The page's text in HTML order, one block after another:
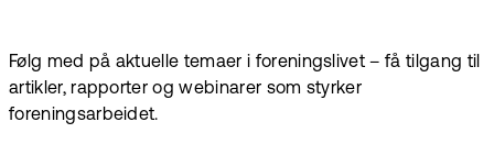
Følg med på aktuelle temaer i foreningslivet – få tilgang til
artikler, rapporter og webinarer som styrker
foreningsarbeidet.